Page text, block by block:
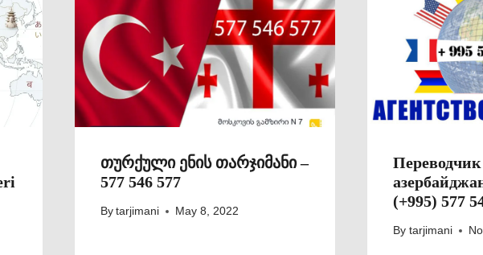
თურქული ენის თარჯიმანი –
577 546 577
By tarjimani May 8, 2022
Переводчик
(+995) 577
By tarjimani